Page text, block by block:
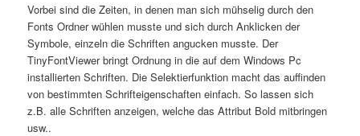
Vorbei sind die Zeiten, in denen man sich mühselig durch den
Fonts Ordner wühlen musste und sich durch Anklicken der
Symbole, einzeln die Schriften angucken musste. Der
TinyFontViewer bringt Ordnung in die auf dem Windows Pc
installierten Schriften. Die Selektierfunktion macht das auffinden
von bestimmten Schrifteigenschaften einfach. So lassen sich
z.B. alle Schriften anzeigen, welche das Attribut Bold mitbringen
usw..